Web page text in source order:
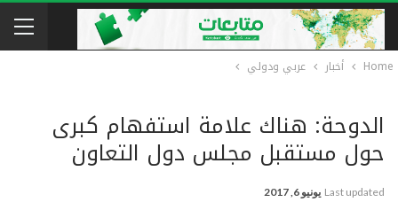
Home أخبار عربي ودولي
الدوحة: هناك علامة استفهام كبرى
حول مستقبل مجلس دول التعاون
Last updated يونيو 6, 2017